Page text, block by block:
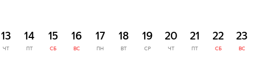
13
ЧТ
14
ПТ
15
СБ
16
ВС
17
ПН
18
ВТ
19
СР
20
ЧТ
21
ПТ
22
СБ
23
ВС